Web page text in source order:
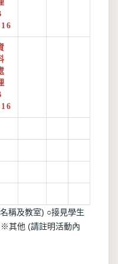
稱及教室) ○接見學生
其他 (請註明活動內